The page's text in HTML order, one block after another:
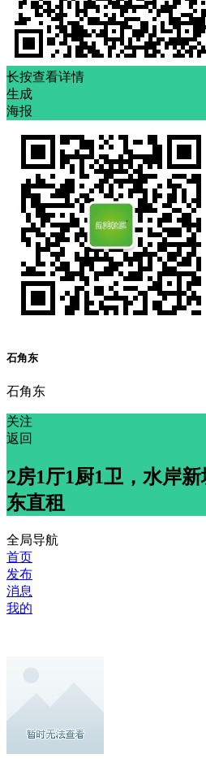
长按查看详情
生成
海报
石角东
石角东
关注
返回
2房1厅1厨1卫，水岸
东直租
全局导航
首页
发布
消息
我的